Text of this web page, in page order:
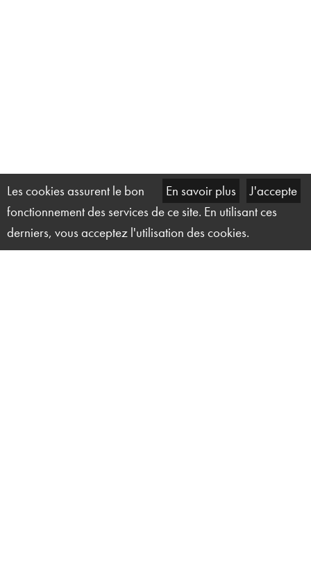
En savoir plus J'accepte
Les cookies assurent le bon
fonctionnement des services de ce site. En utilisant ces
derniers, vous acceptez l'utilisation des cookies.